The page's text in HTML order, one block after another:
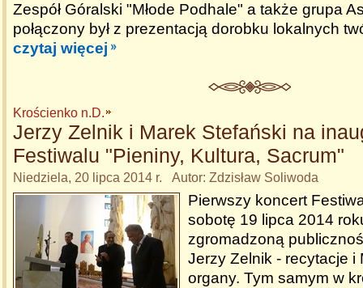
Zespół Góralski "Młode Podhale" a także grupa
połączony był z prezentacją dorobku lokalnych
czytaj więcej
Krościenko n.D.
Jerzy Zelnik i Marek Stefański na
Festiwalu "Pieniny, Kultura, Sacrum"
Niedziela, 20 lipca 2014 r. Autor: Zdzisław Soliwoda
Pierwszy koncert
sobotę 19 lipca 2014
zgromadzoną
Jerzy Zelnik - recytacje i
organy. Tym samym w